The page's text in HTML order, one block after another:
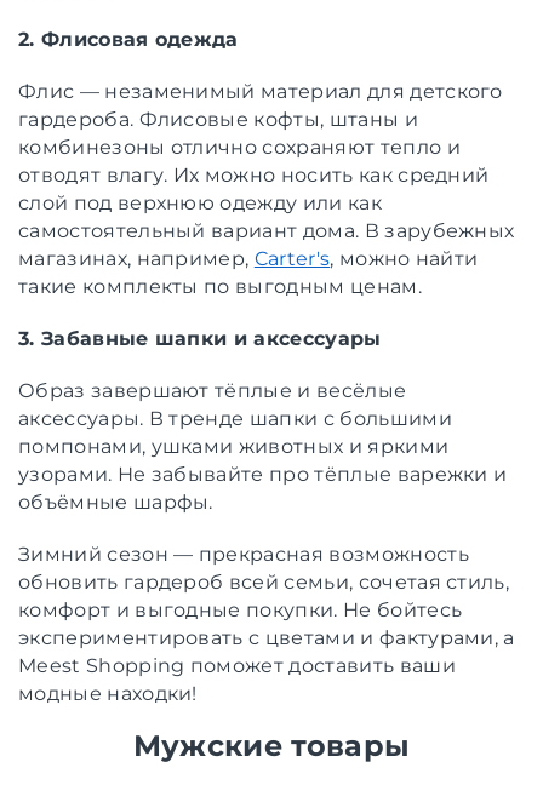
2. Флисовая одежда
Флис — незаменимый материал для детского
гардероба. Флисовые кофты, штаны и
комбинезоны отлично сохраняют тепло и
отводят влагу. Их можно носить как средний
слой под верхнюю одежду или как
самостоятельный вариант дома. В зарубежных
магазинах, например, Carter's, можно найти
такие комплекты по выгодным ценам.
3. Забавные шапки и аксессуары
Образ завершают тёплые и весёлые
аксессуары. В тренде шапки с большими
помпонами, ушками животных и яркими
узорами. Не забывайте про тёплые варежки и
объёмные шарфы.
Зимний сезон — прекрасная возможность
обновить гардероб всей семьи, сочетая стиль,
комфорт и выгодные покупки. Не бойтесь
экспериментировать с цветами и фактурами, а
Meest Shopping поможет доставить ваши
модные находки!
Мужские товары